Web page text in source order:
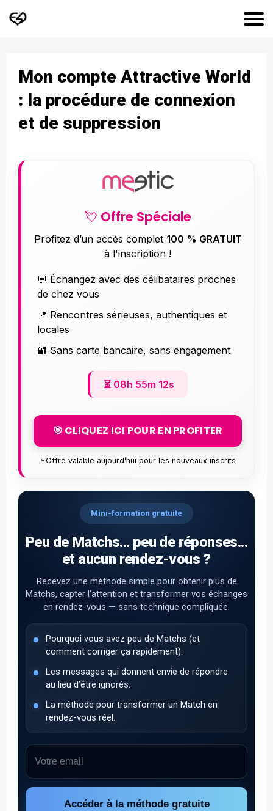
Mon compte Attractive World
: la procédure de connexion
et de suppression
💘 Offre Spéciale
Profitez d’un accès complet 100 % GRATUIT
à l'inscription !
💬 Échangez avec des célibataires proches
de chez vous
📍 Rencontres sérieuses, authentiques et
locales
🔐 Sans carte bancaire, sans engagement
⏳08h 55m 11s
🎯 CLIQUEZ ICI POUR EN PROFITER
*Offre valable aujourd’hui pour les nouveaux inscrits
Mini-formation gratuite
Peu de Matchs... peu de réponses...
et aucun rendez-vous ?
Recevez une méthode simple pour obtenir plus de
Matchs, capter l’attention et transformer vos échanges
en rendez-vous — sans technique compliquée.
Pourquoi vous avez peu de Matchs (et
comment corriger ça rapidement).
Les messages qui donnent envie de répondre
au lieu d’être ignorés.
La méthode pour transformer un Match en
rendez-vous réel.
Accéder à la méthode gratuite